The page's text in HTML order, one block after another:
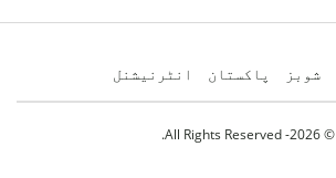
شوبز پاکستان انٹرنیشنل
© 2026- All Rights Reserved.